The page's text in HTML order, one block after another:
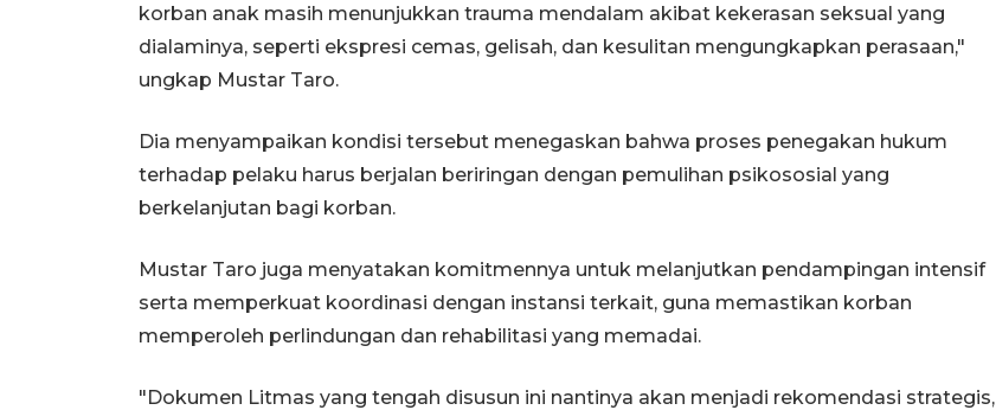
korban anak masih menunjukkan trauma mendalam akibat kekerasan seksual yang
dialaminya, seperti ekspresi cemas, gelisah, dan kesulitan mengungkapkan perasaan,"
ungkap Mustar Taro.
Dia menyampaikan kondisi tersebut menegaskan bahwa proses penegakan hukum
terhadap pelaku harus berjalan beriringan dengan pemulihan psikososial yang
berkelanjutan bagi korban.
Mustar Taro juga menyatakan komitmennya untuk melanjutkan pendampingan intensif
serta memperkuat koordinasi dengan instansi terkait, guna memastikan korban
memperoleh perlindungan dan rehabilitasi yang memadai.
"Dokumen Litmas yang tengah disusun ini nantinya akan menjadi rekomendasi strategis,